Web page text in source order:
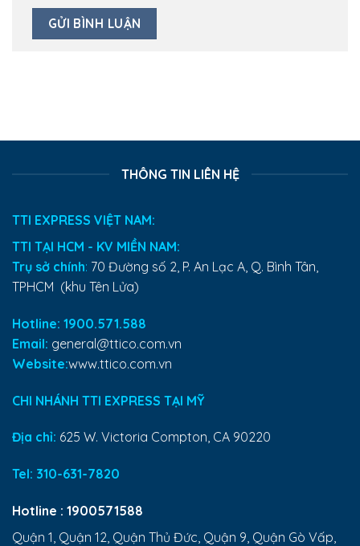
THÔNG TIN LIÊN HỆ
TTI EXPRESS VIỆT NAM:
TTI TẠI HCM - KV MIỀN NAM:
Trụ sở chính: 70 Đường số 2, P. An Lạc A, Q. Bình Tân,
TPHCM (khu Tên Lửa)
Hotline: 1900.571.588
Email: general@ttico.com.vn
Website:www.ttico.com.vn
CHI NHÁNH TTI EXPRESS TẠI MỸ
Địa chỉ: 625 W. Victoria Compton, CA 90220
Tel: 310-631-7820
Hotline : 1900571588
Quận 1, Quận 12, Quận Thủ Đức, Quận 9, Quận Gò Vấp,